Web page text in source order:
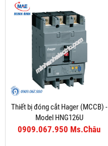
Thiết bị đóng cắt Hager (MCCB) -
Model HNG126U
0909.067.950 Ms.Châu